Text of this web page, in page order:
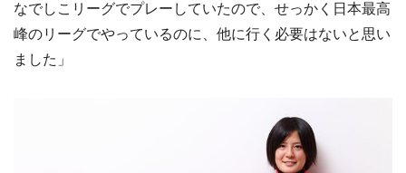
なでしこリーグでプレーしていたので、せっかく日本最高
峰のリーグでやっているのに、他に行く必要はないと思い
ました」